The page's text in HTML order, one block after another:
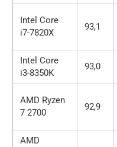
Intel Core
i7-7820X
93,1
Intel Core
i3-8350K
93,0
AMD Ryzen
7 2700
92,9
AMD